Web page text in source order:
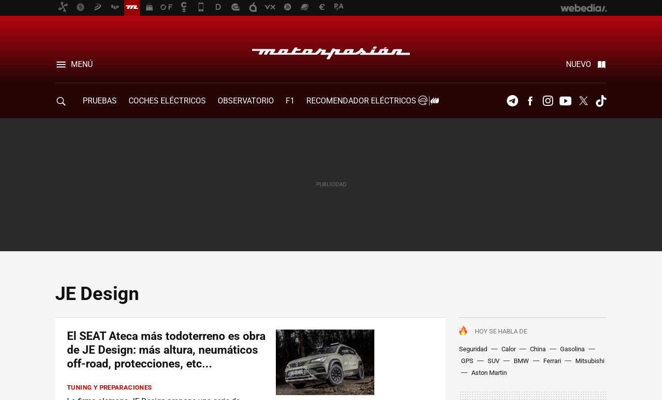
MENÚ NUEVO
PRUEBAS COCHES ELÉCTRICOS OBSERVATORIO F1
RECOMENDADOR ELÉCTRICOS
TelegramFacebookInstagramYoutubeTwitter
JE Design
HOY SE HABLA DE
Seguridad Calor China
Gasolina
GPS
SUV BMW Ferrari
Mitsubishi
Aston Martin
El SEAT Ateca más todoterreno es obra
de JE Design: más altura, neumáticos
off-road, protecciones, etc...
TUNING Y PREPARACIONES